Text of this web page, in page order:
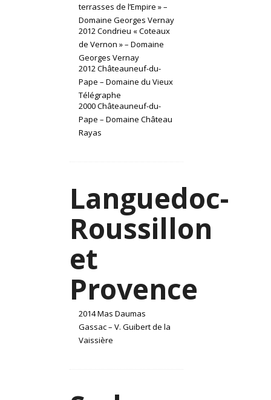
terrasses de l’Empire » –
Domaine Georges Vernay
2012 Condrieu « Coteaux
de Vernon » – Domaine
Georges Vernay
2012 Châteauneuf-du-
Pape – Domaine du Vieux
Télégraphe
2000 Châteauneuf-du-
Pape – Domaine Château
Rayas
Languedoc-
Roussillon
et
Provence
2014 Mas Daumas
Gassac – V. Guibert de la
Vaissière